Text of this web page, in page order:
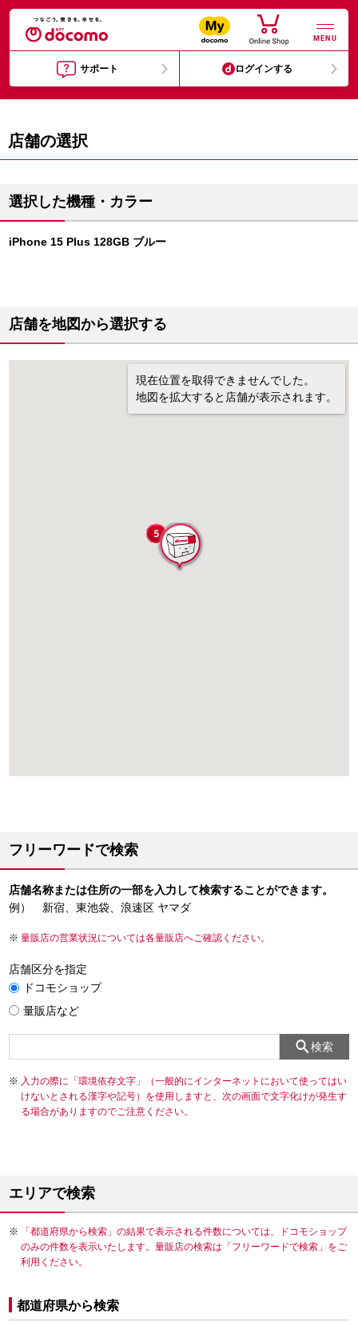
MENU
サポート ログインする
店舗の選択
選択した機種・カラー
iPhone 15 Plus 128GB ブルー
店舗を地図から選択する
現在位置を取得できませんでした。
地図を拡大すると店舗が表示されます。
フリーワードで検索
店舗名称または住所の一部を入力して検索することができます。
例） 新宿、東池袋、浪速区 ヤマダ
量販店の営業状況については各量販店へご確認ください。
店舗区分を指定
ドコモショップ
量販店など
検索
入力の際に「環境依存文字」（一般的にインターネットにおいて使ってはい
けないとされる漢字や記号）を使用しますと、次の画面で文字化けが発生す
る場合がありますのでご注意ください。
エリアで検索
「都道府県から検索」の結果で表示される件数については、ドコモショップ
のみの件数を表示いたします。量販店の検索は「フリーワードで検索」をご
利用ください。
都道府県から検索